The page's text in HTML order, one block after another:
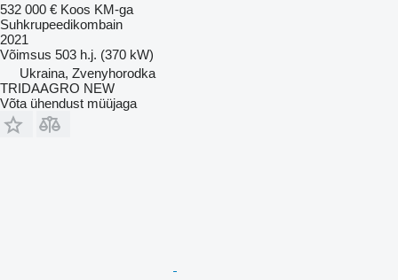
532 000 € Koos KM-ga
Suhkrupeedikombain
2021
Võimsus 503 h.j. (370 kW)
Ukraina, Zvenyhorodka
TRIDAAGRO NEW
Võta ühendust müüjaga